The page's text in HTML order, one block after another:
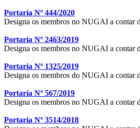
Portaria Nº 444/2020
Designa os membros no NUGAI a contar
Portaria Nº 2463/2019
Designa os membros no NUGAI a contar
Portaria Nº 1325/2019
Designa os membros do NUGAI a contar
Portaria Nº 567/2019
Designa os membros no NUGAI a contar
Portaria Nº 3514/2018